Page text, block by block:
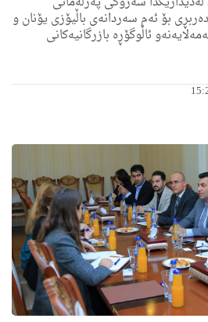
بۆ ئه‌م سه‌ردانه‌ی باڵیۆزی یۆنان و
ئاڵوگۆڕه‌ بازرگانیه‌كانی